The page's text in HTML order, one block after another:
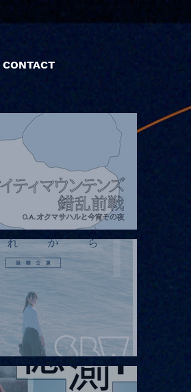
CONTACT
イティマウンテンズpresents. “HALL-IN-
pre.「これから」延期公演 Blurred
リンの壁